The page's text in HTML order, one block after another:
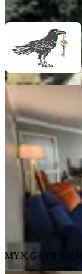
Ara
YENİ
MYK
MYK